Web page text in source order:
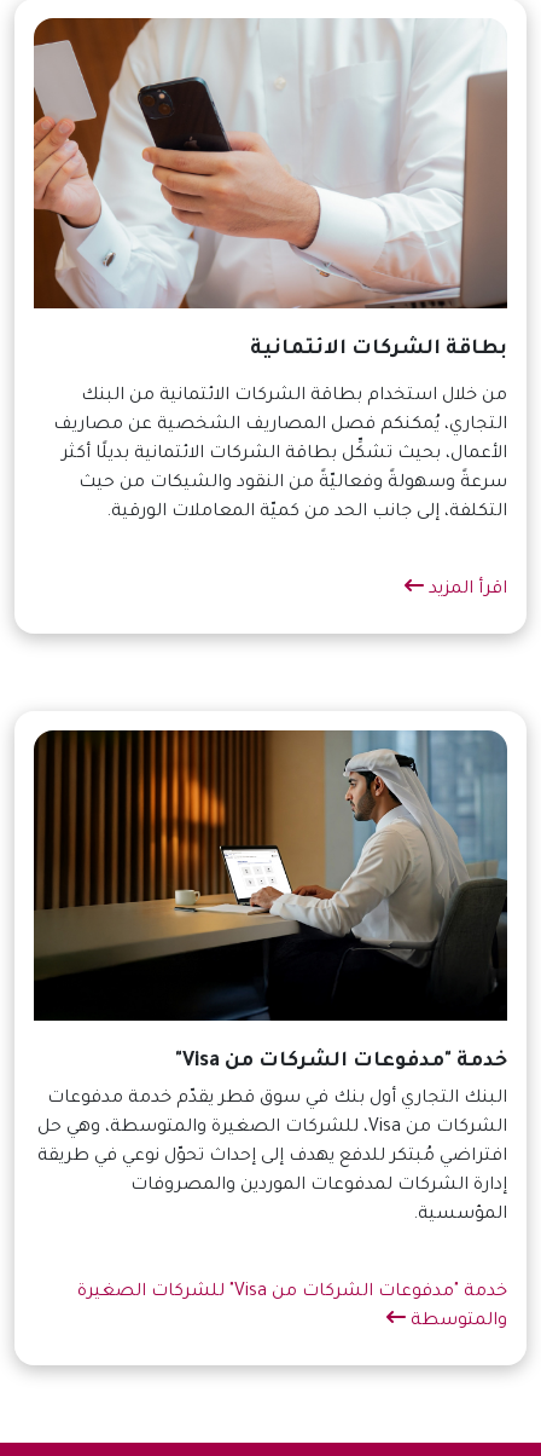
بطاقة الشركات الائتمانية
من خلال استخدام بطاقة الشركات الائتمانية من البنك
التجاري، يُمكنكم فصل المصاريف الشخصية عن مصاريف
الأعمال، بحيث تشكِّل بطاقة الشركات الائتمانية بديلًا أكثر
سرعةً وسهولةً وفعاليّةً من النقود والشيكات من حيث
التكلفة، إلى جانب الحد من كميّة المعاملات الورقية.
اقرأ المزيد
خدمة "مدفوعات الشركات من Visa"
البنك التجاري أول بنك في سوق قطر يقدّم خدمة مدفوعات
الشركات من Visa، للشركات الصغيرة والمتوسطة، وهي حل
افتراضي مُبتكر للدفع يهدف إلى إحداث تحوّل نوعي في طريقة
إدارة الشركات لمدفوعات الموردين والمصروفات
المؤسسية.
خدمة "مدفوعات الشركات من Visa" للشركات الصغيرة
والمتوسطة